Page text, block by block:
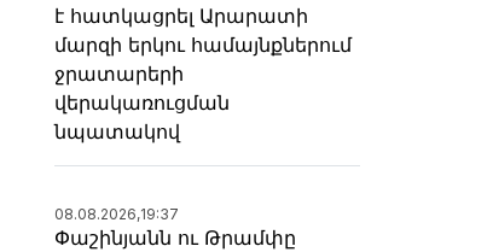
է հատկացրել Արարատի
մարզի երկու համայնքներում
ջրատարերի
վերակառուցման
նպատակով
08.08.2026,19:37
Փաշինյանն ու Թրամփը